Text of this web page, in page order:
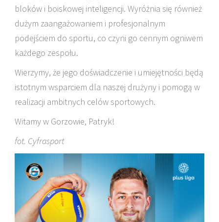
bloków i boiskowej inteligencji. Wyróżnia się również
dużym zaangażowaniem i profesjonalnym
podejściem do sportu, co czyni go cennym ogniwem
każdego zespołu.
Wierzymy, że jego doświadczenie i umiejętności będą
istotnym wsparciem dla naszej drużyny i pomogą w
realizacji ambitnych celów sportowych.
Witamy w Gorzowie, Patryk!
fot. Cyfrasport